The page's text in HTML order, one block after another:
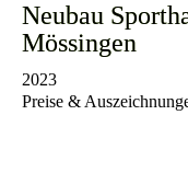
Neubau
Mössingen
2023
Preise &